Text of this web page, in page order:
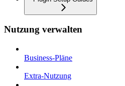
Nutzung verwalten
Business-Pläne
Extra-Nutzung